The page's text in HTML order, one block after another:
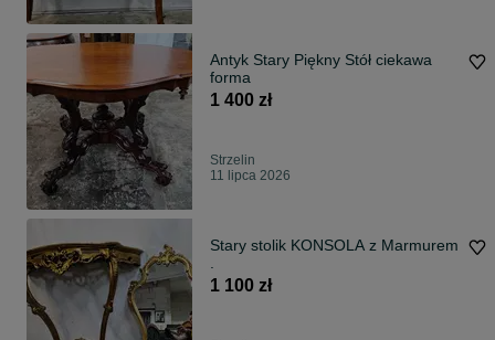
Antyk Stary Piękny Stół ciekawa
forma
1 400 zł
Strzelin
11 lipca 2026
Stary stolik KONSOLA z Marmurem
.
1 100 zł